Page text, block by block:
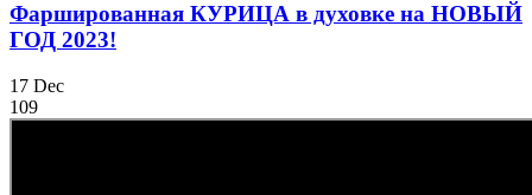
Фаршированная КУРИЦА в духовке на НОВЫЙ
ГОД 2023!
17 Dec
109